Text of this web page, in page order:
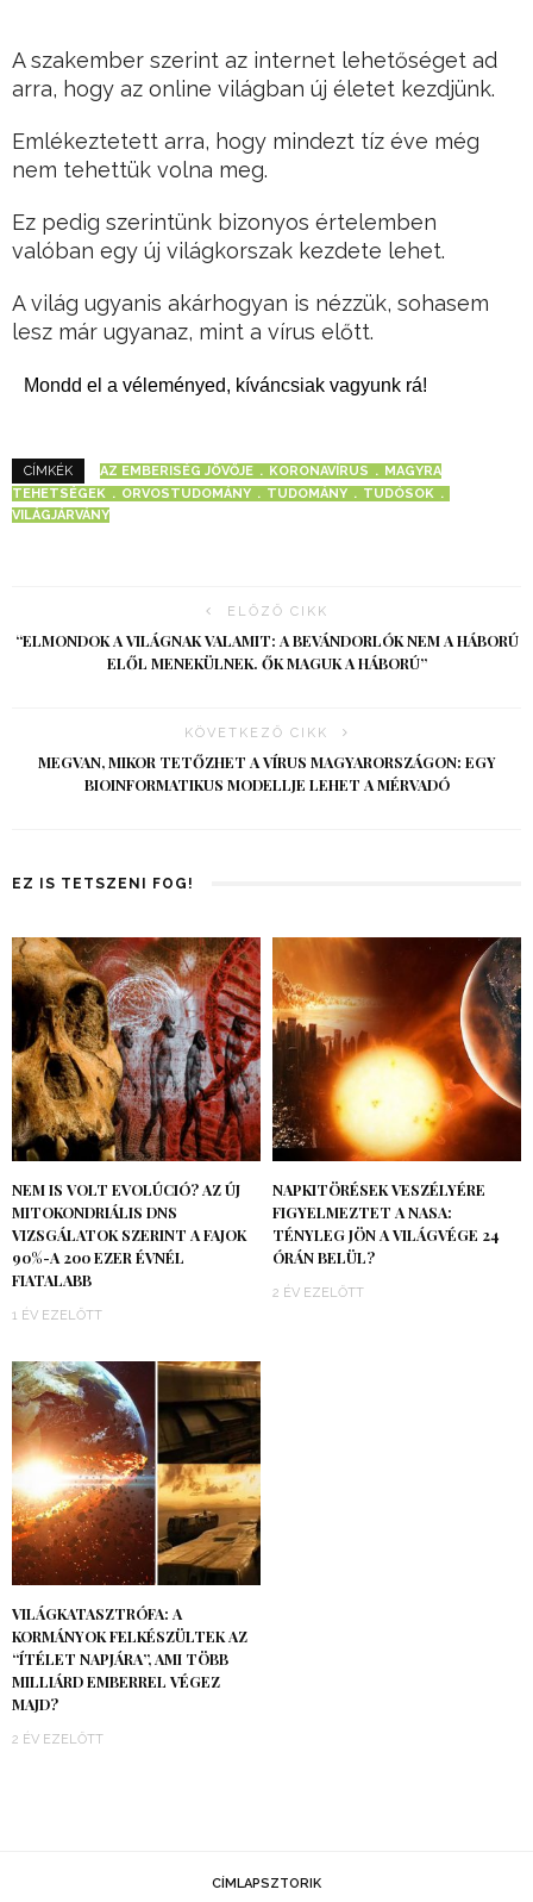
A szakember szerint az internet lehetőséget ad
arra, hogy az online világban új életet kezdjünk.
Emlékeztetett arra, hogy mindezt tíz éve még
nem tehettük volna meg.
Ez pedig szerintünk bizonyos értelemben
valóban egy új világkorszak kezdete lehet.
A világ ugyanis akárhogyan is nézzük, sohasem
lesz már ugyanaz, mint a vírus előtt.
Mondd el a véleményed, kíváncsiak vagyunk rá!
CÍMKÉK AZ EMBERISÉG JÖVŐJE KORONAVÍRUS
MAGYRA
TEHETSÉGEK
ORVOSTUDOMÁNY TUDOMÁNY
TUDÓSOK
VILÁGJÁRVÁNY
ELŐZŐ CIKK
“ELMONDOK A VILÁGNAK VALAMIT: A BEVÁNDORLÓK NEM A HÁBORÚ
ELŐL MENEKÜLNEK. ŐK MAGUK A HÁBORÚ”
KÖVETKEZŐ CIKK
MEGVAN, MIKOR TETŐZHET A VÍRUS MAGYARORSZÁGON: EGY
BIOINFORMATIKUS MODELLJE LEHET A MÉRVADÓ
EZ IS TETSZENI FOG!
NEM IS VOLT EVOLÚCIÓ? AZ ÚJ
MITOKONDRIÁLIS DNS
VIZSGÁLATOK SZERINT A FAJOK
90%-A 200 EZER ÉVNÉL
FIATALABB
1 ÉV EZELŐTT
NAPKITÖRÉSEK VESZÉLYÉRE
FIGYELMEZTET A NASA:
TÉNYLEG JÖN A VILÁGVÉGE 24
ÓRÁN BELÜL?
2 ÉV EZELŐTT
VILÁGKATASZTRÓFA: A
KORMÁNYOK FELKÉSZÜLTEK AZ
“ÍTÉLET NAPJÁRA”, AMI TÖBB
MILLIÁRD EMBERREL VÉGEZ
MAJD?
2 ÉV EZELŐTT
CÍMLAPSZTORIK